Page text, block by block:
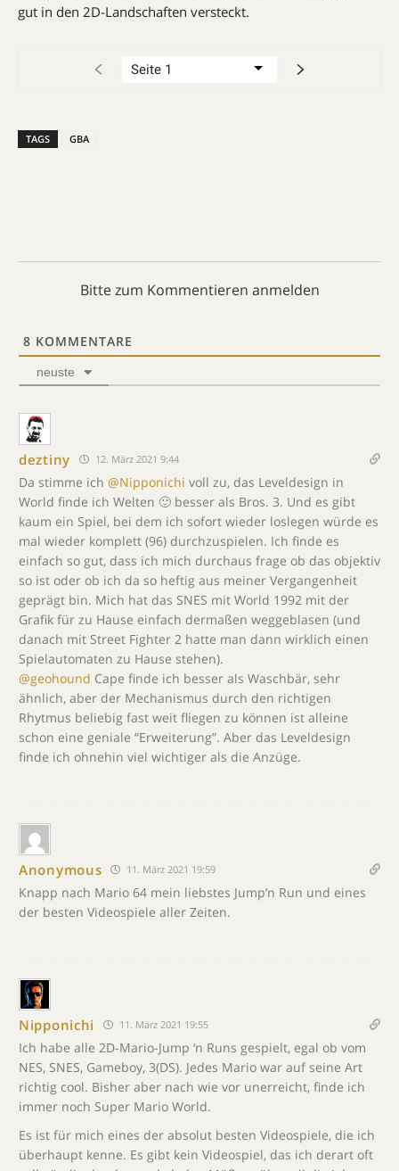
gut in den 2D-Land­schaften versteckt.
TAGS GBA
Bitte zum Kommentieren anmelden
8 KOMMENTARE
neuste
deztiny 12. März 2021 9:44
Da stimme ich @Nipponichi voll zu, das Leveldesign in
World finde ich Welten 🙂 besser als Bros. 3. Und es gibt
kaum ein Spiel, bei dem ich sofort wieder loslegen würde es
mal wieder komplett (96) durchzuspielen. Ich finde es
einfach so gut, dass ich mich durchaus frage ob das objektiv
so ist oder ob ich da so heftig aus meiner Vergangenheit
geprägt bin. Mich hat das SNES mit World 1992 mit der
Grafik für zu Hause einfach dermaßen weggeblasen (und
danach mit Street Fighter 2 hatte man dann wirklich einen
Spielautomaten zu Hause stehen).
@geohound Cape finde ich besser als Waschbär, sehr
ähnlich, aber der Mechanismus durch den richtigen
Rhytmus beliebig fast weit fliegen zu können ist alleine
schon eine geniale “Erweiterung”. Aber das Leveldesign
finde ich ohnehin viel wichtiger als die Anzüge.
Anonymous 11. März 2021 19:59
Knapp nach Mario 64 mein liebstes Jump’n Run und eines
der besten Videospiele aller Zeiten.
Nipponichi 11. März 2021 19:55
Ich habe alle 2D-Mario-Jump ‘n Runs gespielt, egal ob vom
NES, SNES, Gameboy, 3(DS). Jedes Mario war auf seine Art
richtig cool. Bisher aber nach wie vor unerreicht, finde ich
immer noch Super Mario World.
Es ist für mich eines der absolut besten Videospiele, die ich
überhaupt kenne. Es gibt kein Videospiel, das ich derart oft